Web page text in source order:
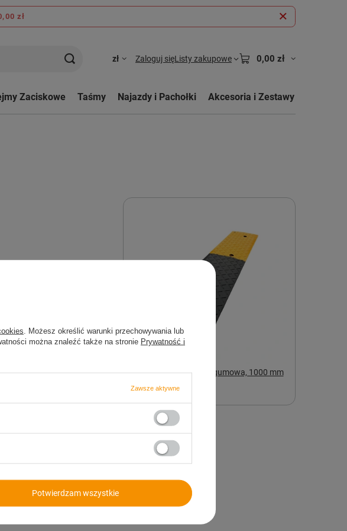
zł
zł Zaloguj sięListy zakupowe 0,00 zł
Zaciskowe Taśmy Najazdy i Pachołki Akcesoria i Zestawy
Rampa krawężnikowa gumowa, 1000 mm
170,19 zł
. Możesz określić warunki przechowywania lub
można znaleźć także na stronie Prywatność i
Zawsze aktywne
Potwierdzam wszystkie